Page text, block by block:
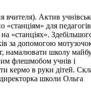
вчителя). Актив
«станціям» для
«станціях».
за допомогою
намалювати школу
флешмобом учнів і
кермо в руки дітей.
школи Ольга